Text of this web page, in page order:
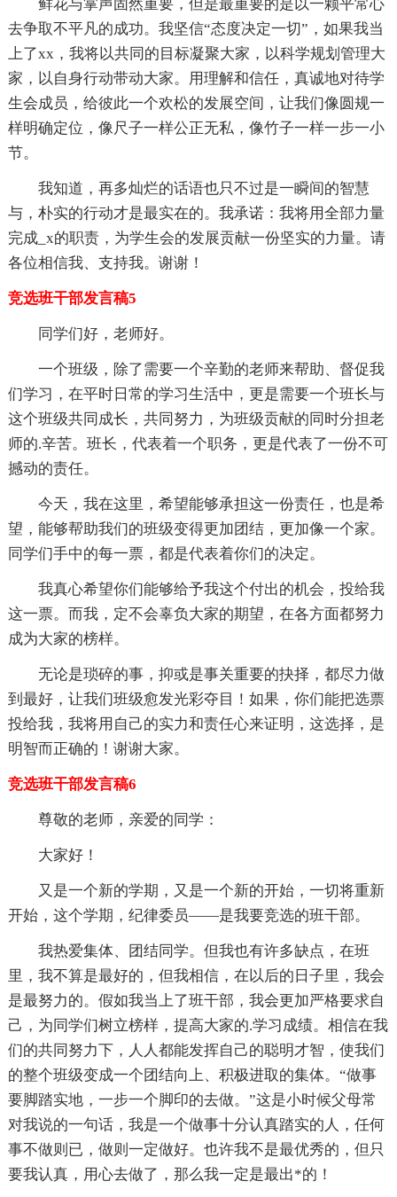
鲜花与掌声固然重要，但是最重要的是以一颗平常心
去争取不平凡的成功。我坚信“态度决定一切”，如果我当
上了xx，我将以共同的目标凝聚大家，以科学规划管理大
家，以自身行动带动大家。用理解和信任，真诚地对待学
生会成员，给彼此一个欢松的发展空间，让我们像圆规一
样明确定位，像尺子一样公正无私，像竹子一样一步一小
节。
我知道，再多灿烂的话语也只不过是一瞬间的智慧
与，朴实的行动才是最实在的。我承诺：我将用全部力量
完成_x的职责，为学生会的发展贡献一份坚实的力量。请
各位相信我、支持我。谢谢！
竞选班干部发言稿5
同学们好，老师好。
一个班级，除了需要一个辛勤的老师来帮助、督促我
们学习，在平时日常的学习生活中，更是需要一个班长与
这个班级共同成长，共同努力，为班级贡献的同时分担老
师的.辛苦。班长，代表着一个职务，更是代表了一份不可
撼动的责任。
今天，我在这里，希望能够承担这一份责任，也是希
望，能够帮助我们的班级变得更加团结，更加像一个家。
同学们手中的每一票，都是代表着你们的决定。
我真心希望你们能够给予我这个付出的机会，投给我
这一票。而我，定不会辜负大家的期望，在各方面都努力
成为大家的榜样。
无论是琐碎的事，抑或是事关重要的抉择，都尽力做
到最好，让我们班级愈发光彩夺目！如果，你们能把选票
投给我，我将用自己的实力和责任心来证明，这选择，是
明智而正确的！谢谢大家。
竞选班干部发言稿6
尊敬的老师，亲爱的同学：
大家好！
又是一个新的学期，又是一个新的开始，一切将重新
开始，这个学期，纪律委员——是我要竞选的班干部。
我热爱集体、团结同学。但我也有许多缺点，在班
里，我不算是最好的，但我相信，在以后的日子里，我会
是最努力的。假如我当上了班干部，我会更加严格要求自
己，为同学们树立榜样，提高大家的.学习成绩。相信在我
们的共同努力下，人人都能发挥自己的聪明才智，使我们
的整个班级变成一个团结向上、积极进取的集体。“做事
要脚踏实地，一步一个脚印的去做。”这是小时候父母常
对我说的一句话，我是一个做事十分认真踏实的人，任何
事不做则已，做则一定做好。也许我不是最优秀的，但只
要我认真，用心去做了，那么我一定是最出*的！